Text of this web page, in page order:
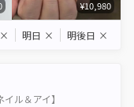
¥10,980
× 明日 × 明後日 ×
ル＆アイ】